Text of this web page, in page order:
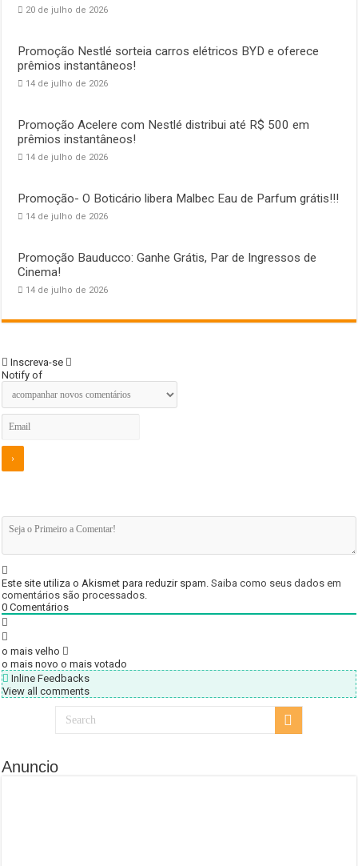
20 de julho de 2026
Promoção Nestlé sorteia carros elétricos BYD e oferece
prêmios instantâneos!
14 de julho de 2026
Promoção Acelere com Nestlé distribui até R$ 500 em
prêmios instantâneos!
14 de julho de 2026
Promoção- O Boticário libera Malbec Eau de Parfum grátis!!!
14 de julho de 2026
Promoção Bauducco: Ganhe Grátis, Par de Ingressos de
Cinema!
14 de julho de 2026
Inscreva-se
Notify of
Este site utiliza o Akismet para reduzir spam.Saiba como seus dados em
comentários são processados
0 Comentários
o mais velho
o mais novo o mais votado
Inline Feedbacks
View all comments
Anuncio